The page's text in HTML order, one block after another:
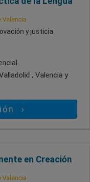
Valencia
y justicia
, Valencia y
en Creación
Valencia